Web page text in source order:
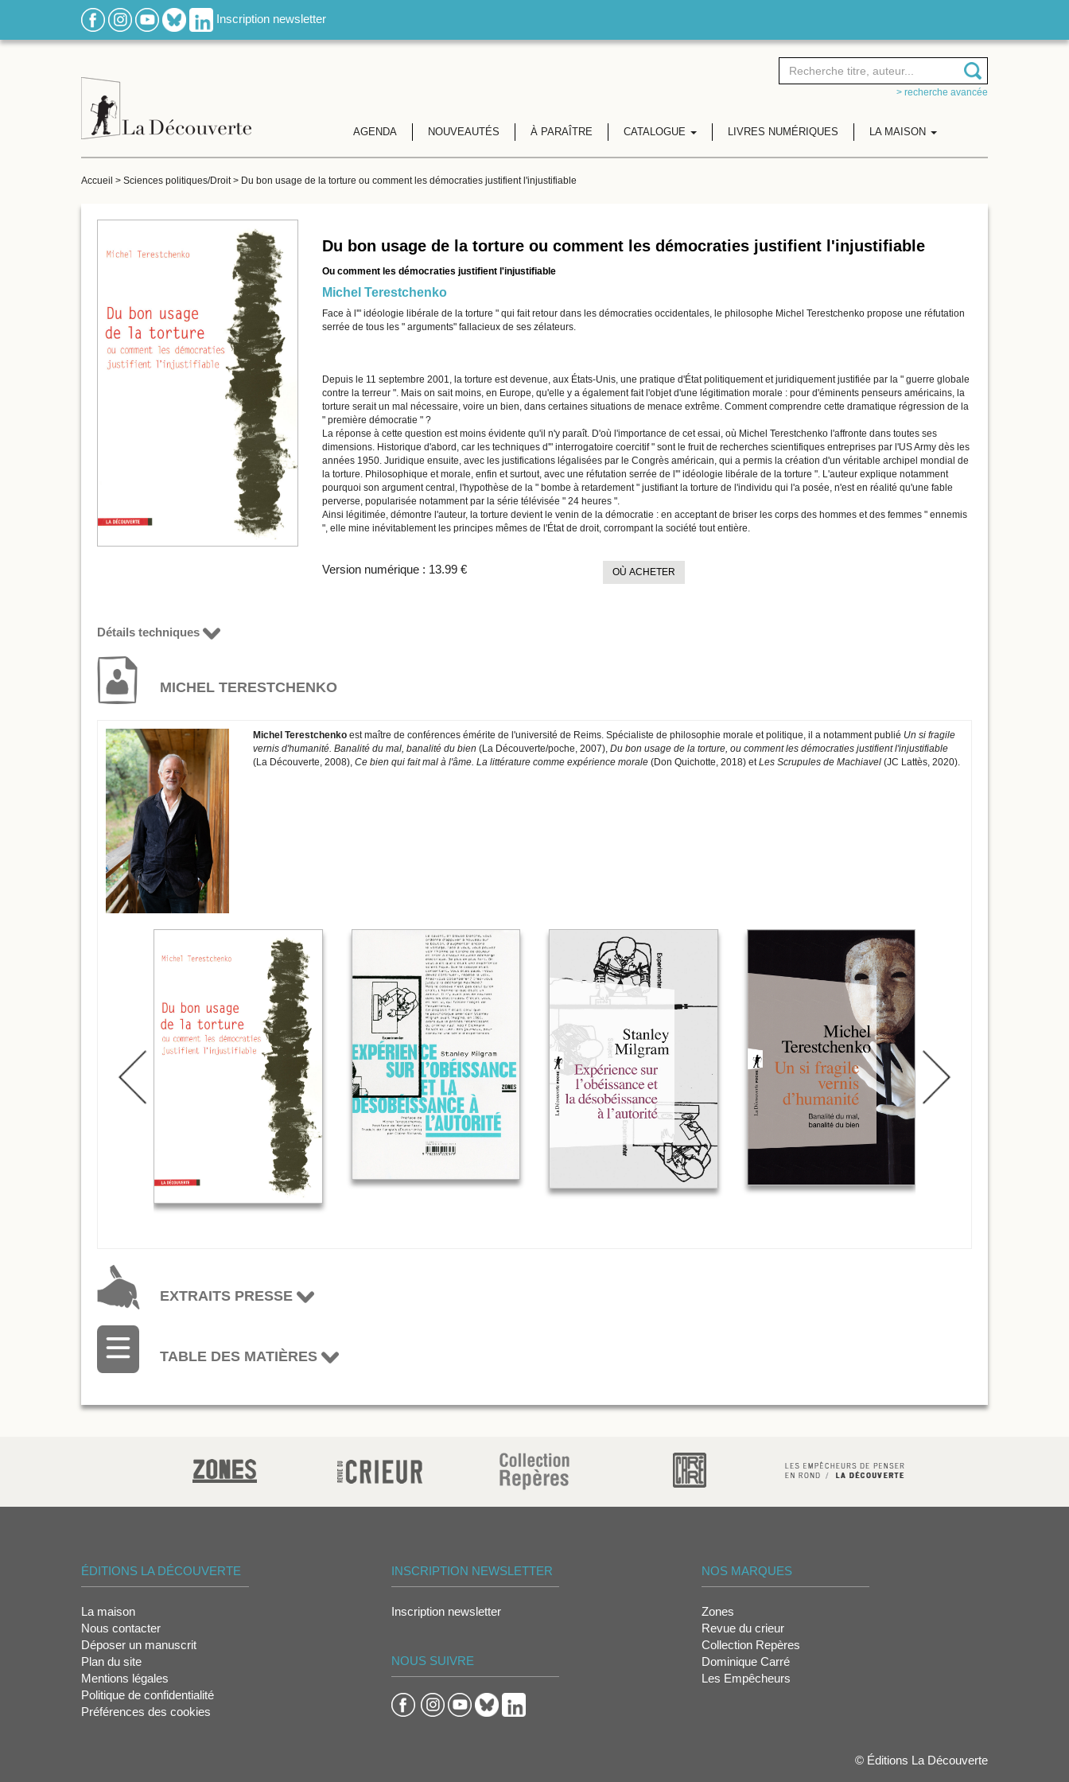
Inscription newsletter
> recherche avancée
AGENDA NOUVEAUTÉS À PARAÎTRE CATALOGUE LIVRES NUMÉRIQUES LA MAISON
Accueil > Sciences politiques/Droit> Du bon usage de la torture ou comment les démocraties justifient l'injustifiable
Du bon usage de la torture ou comment les démocraties justifient l'injustifiable
Ou comment les démocraties justifient l'injustifiable
Michel Terestchenko
Face à l'" idéologie libérale de la torture " qui fait retour dans les démocraties occidentales, le philosophe Michel Terestchenko propose une réfutation
serrée de tous les " arguments" fallacieux de ses zélateurs.
Depuis le 11 septembre 2001, la torture est devenue, aux États-Unis, une pratique d'État politiquement et juridiquement justifiée par la " guerre globale
contre la terreur ". Mais on sait moins, en Europe, qu'elle y a également fait l'objet d'une légitimation morale : pour d'éminents penseurs américains, la
torture serait un mal nécessaire, voire un bien, dans certaines situations de menace extrême. Comment comprendre cette dramatique régression de la
" première démocratie " ?
La réponse à cette question est moins évidente qu'il n'y paraît. D'où l'importance de cet essai, où Michel Terestchenko l'affronte dans toutes ses
dimensions. Historique d'abord, car les techniques d'" interrogatoire coercitif " sont le fruit de recherches scientifiques entreprises par l'US Army dès les
années 1950. Juridique ensuite, avec les justifications légalisées par le Congrès américain, qui a permis la création d'un véritable archipel mondial de
la torture. Philosophique et morale, enfin et surtout, avec une réfutation serrée de l'" idéologie libérale de la torture ". L'auteur explique notamment
pourquoi son argument central, l'hypothèse de la " bombe à retardement " justifiant la torture de l'individu qui l'a posée, n'est en réalité qu'une fable
perverse, popularisée notamment par la série télévisée " 24 heures ".
Ainsi légitimée, démontre l'auteur, la torture devient le venin de la démocratie : en acceptant de briser les corps des hommes et des femmes " ennemis
", elle mine inévitablement les principes mêmes de l'État de droit, corrompant la société tout entière.
Version numérique : 13.99 € OÙ ACHETER
Détails techniques
MICHEL TERESTCHENKO
Michel Terestchenkoest maître de conférences émérite de l'université de Reims. Spécialiste de philosophie morale et politique, il a notamment publié Un si fragile
vernis d'humanité. Banalité du mal, banalité du bien (La Découverte/poche, 2007), Du bon usage de la torture, ou comment les démocraties justifient l'injustifiable
(La Découverte, 2008), Ce bien qui fait mal à l'âme. La littérature comme expérience morale(Don Quichotte, 2018) etLes Scrupules de Machiavel (JC Lattès, 2020).
EXTRAITS PRESSE
TABLE DES MATIÈRES
ÉDITIONS LA DÉCOUVERTE
La maison
Nous contacter
Déposer un manuscrit
Plan du site
Mentions légales
Politique de confidentialité
Préférences des cookies
INSCRIPTION NEWSLETTER
Inscription newsletter
NOUS SUIVRE
NOS MARQUES
Zones
Revue du crieur
Collection Repères
Dominique Carré
Les Empêcheurs
© Éditions La Découverte